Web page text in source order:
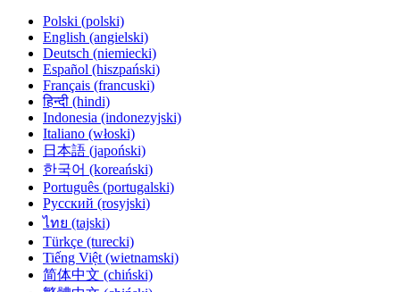
Polski (polski)
English (angielski)
Deutsch (niemiecki)
Español (hiszpański)
Français (francuski)
हिन्दी (hindi)
Indonesia (indonezyjski)
Italiano (włoski)
日本語 (japoński)
한국어 (koreański)
Português (portugalski)
Русский (rosyjski)
ไทย (tajski)
Türkçe (turecki)
Tiếng Việt (wietnamski)
简体中文 (chiński)